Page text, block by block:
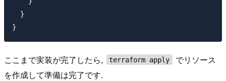
  }
ここまで実装が完了したら, terraform apply
でリソース
を作成して準備は完了です.